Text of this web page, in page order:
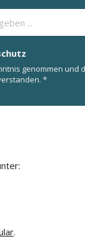
genommen und
*
.